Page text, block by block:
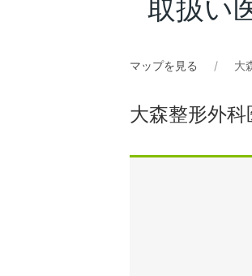
取扱い
マップを見る 大
大森整形外科